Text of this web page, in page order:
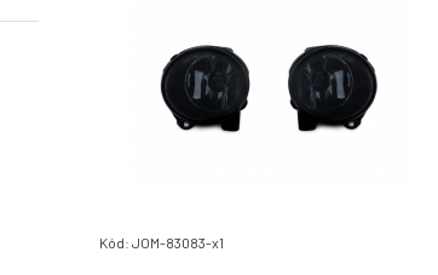
Kód: JOM-83083-x1